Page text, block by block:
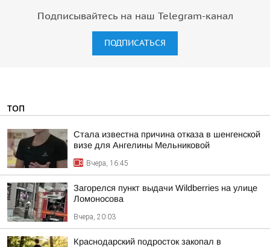
Подписывайтесь на наш Telegram-канал
ПОДПИСАТЬСЯ
ТОП
Стала известна причина отказа в шенгенской
визе для Ангелины Мельниковой
Вчера, 16:45
Загорелся пункт выдачи Wildberries на улице
Ломоносова
Вчера, 20:03
Краснодарский подросток закопал в